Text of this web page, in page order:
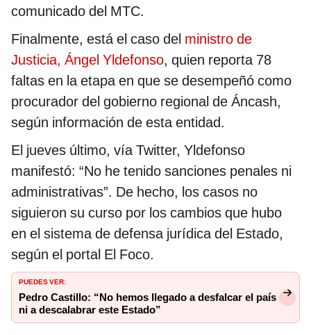
comunicado del MTC.
Finalmente, está el caso del ministro de
Justicia, Ángel Yldefonso, quien reporta 78
faltas en la etapa en que se desempeñó como
procurador del gobierno regional de Áncash,
según información de esta entidad.
El jueves último, vía Twitter, Yldefonso
manifestó: “No he tenido sanciones penales ni
administrativas”. De hecho, los casos no
siguieron su curso por los cambios que hubo
en el sistema de defensa jurídica del Estado,
según el portal El Foco.
PUEDES VER:
Pedro Castillo: “No hemos llegado a desfalcar el país
ni a descalabrar este Estado”